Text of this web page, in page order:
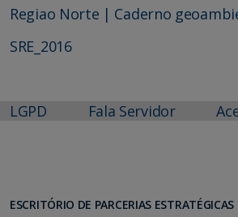
Regiao Norte | Caderno
SRE_2016
LGPD Fala Servidor
ESCRITÓRIO DE PARCERIAS ESTRATÉGICAS